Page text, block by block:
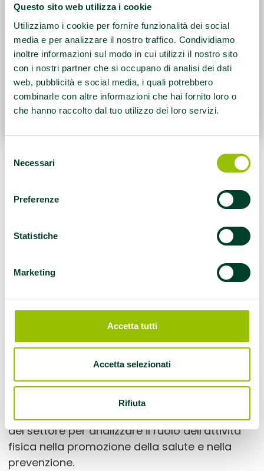
Questo sito web utilizza i cookie
Utilizziamo i cookie per fornire funzionalità dei social
media e per analizzare il nostro traffico. Condividiamo
inoltre informazioni sul modo in cui utilizzi il nostro sito
con i nostri partner che si occupano di analisi dei dati
web, pubblicità e social media, i quali potrebbero
combinarle con altre informazioni che hai fornito loro o
che hanno raccolto dal tuo utilizzo dei loro servizi.
delNecessari
Preferenze
Statistiche
Marketing
Accetta tutti
Accetta selezionati
Rifiuta
Fare il punto sulle esperienze di attività
regionale e delineare le prospettive future alla
luce dei cambiamenti demografici e dei nuovi
bisogni di salute della popolazione. Sono
“Attività
motoria nella rete socio-sanitaria: bilanci e
prospettive”
giovedì 16 luglio
Regione Emilia-Romagna, in viale Aldo Moro 30
L’iniziativa, organizzata in collaborazione con
Uisp Emilia-Romagna e ANCI Emilia-Romagna
rappresenta un’importante occasione di
confronto tra istituzioni, professionisti della
sanità pubblica, medici dello sport e operatori
del settore per analizzare il ruolo dell’attività
fisica nella promozione della salute e nella
prevenzione.